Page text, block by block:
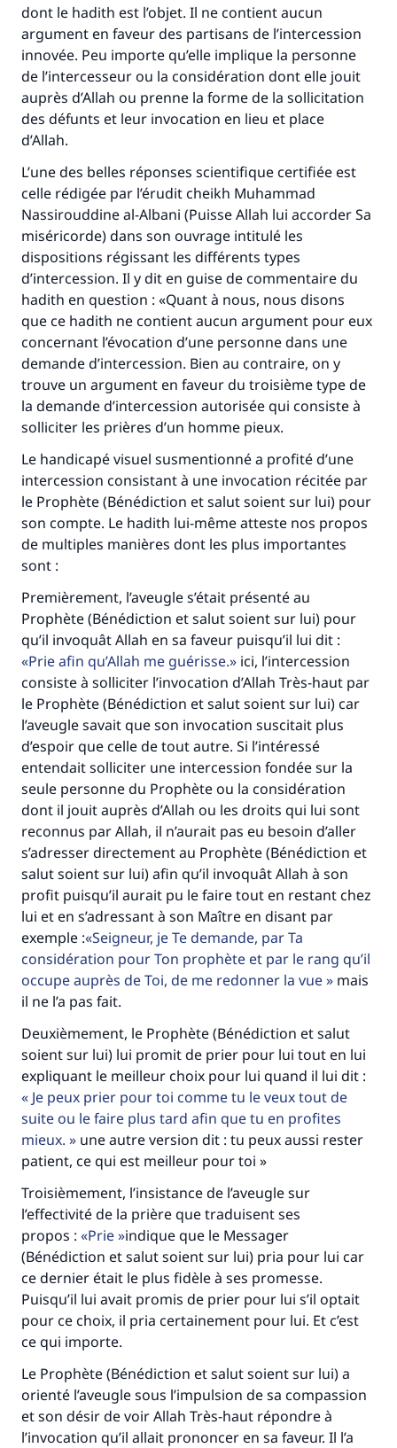
dont le hadith est l’objet. Il ne contient aucun
argument en faveur des partisans de l’intercession
innovée. Peu importe qu’elle implique la personne
de l’intercesseur ou la considération dont elle jouit
auprès d’Allah ou prenne la forme de la sollicitation
des défunts et leur invocation en lieu et place
d’Allah.
L’une des belles réponses scientifique certifiée est
celle rédigée par l’érudit cheikh Muhammad
Nassirouddine al-Albani (Puisse Allah lui accorder Sa
miséricorde) dans son ouvrage intitulé les
dispositions régissant les différents types
d’intercession. Il y dit en guise de commentaire du
hadith en question : «Quant à nous, nous disons
que ce hadith ne contient aucun argument pour eux
concernant l’évocation d’une personne dans une
demande d’intercession. Bien au contraire, on y
trouve un argument en faveur du troisième type de
la demande d’intercession autorisée qui consiste à
solliciter les prières d’un homme pieux.
Le handicapé visuel susmentionné a profité d’une
intercession consistant à une invocation récitée par
le Prophète (Bénédiction et salut soient sur lui) pour
son compte. Le hadith lui-même atteste nos propos
de multiples manières dont les plus importantes
sont :
Premièrement, l’aveugle s’était présenté au
Prophète (Bénédiction et salut soient sur lui) pour
qu’il invoquât Allah en sa faveur puisqu’il lui dit :
Prie afin qu’Allah me guérisse.
ici, l’intercession
consiste à solliciter l’invocation d’Allah Très-haut par
le Prophète (Bénédiction et salut soient sur lui) car
l’aveugle savait que son invocation suscitait plus
d’espoir que celle de tout autre. Si l’intéressé
entendait solliciter une intercession fondée sur la
seule personne du Prophète ou la considération
dont il jouit auprès d’Allah ou les droits qui lui sont
reconnus par Allah, il n’aurait pas eu besoin d’aller
s’adresser directement au Prophète (Bénédiction et
salut soient sur lui) afin qu’il invoquât Allah à son
profit puisqu’il aurait pu le faire tout en restant chez
lui et en s’adressant à son Maître en disant par
exemple : Seigneur, je Te demande, par Ta
considération pour Ton prophète et par le rang qu’il
occupe auprès de Toi, de me redonner la vue
mais
il ne l’a pas fait.
Deuxièmement, le Prophète (Bénédiction et salut
soient sur lui) lui promit de prier pour lui tout en lui
expliquant le meilleur choix pour lui quand il lui dit :
Je peux prier pour toi comme tu le veux tout de
suite ou le faire plus tard afin que tu en profites
mieux.
une autre version dit : tu peux aussi rester
patient, ce qui est meilleur pour toi »
Troisièmement, l’insistance de l’aveugle sur
l’effectivité de la prière que traduisent ses
propos :
Prie indique que le Messager
(Bénédiction et salut soient sur lui) pria pour lui car
ce dernier était le plus fidèle à ses promesse.
Puisqu’il lui avait promis de prier pour lui s’il optait
pour ce choix, il pria certainement pour lui. Et c’est
ce qui importe.
Le Prophète (Bénédiction et salut soient sur lui) a
orienté l’aveugle sous l’impulsion de sa compassion
et son désir de voir Allah Très-haut répondre à
l’invocation qu’il allait prononcer en sa faveur. Il l’a